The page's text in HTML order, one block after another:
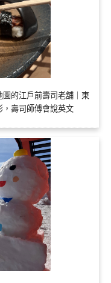
的江戶前壽司老舖｜東
壽司師傅會說英文